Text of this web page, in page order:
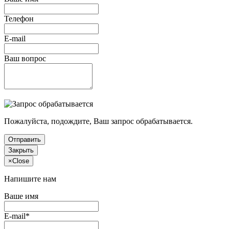
Телефон
E-mail
Ваш вопрос
Пожалуйста, подождите, Ваш запрос обрабатывается.
Отправить
Закрыть
×Close
Напишите нам
Ваше имя
E-mail*